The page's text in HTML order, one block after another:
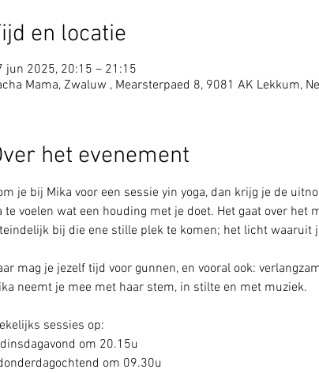
en locatie
jun 2025, 20:15 – 21:15
Mama, Zwaluw , Mearsterpaed 8, 9081 AK Lekkum,
het evenement
je bij Mika voor een sessie yin yoga, dan krijg je de
te voelen wat een houding met je doet. Het gaat over
bij die ene stille plek te komen; het licht waaruit
mag je jezelf tijd voor gunnen, en vooral ook:
neemt je mee met haar stem, in stilte en met muziek.
sessies op:
dinsdagavond om 20.15u
om 09.30u